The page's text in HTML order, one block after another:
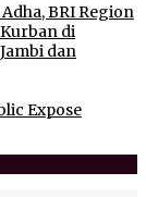
BRI Region
di
dan
Expose